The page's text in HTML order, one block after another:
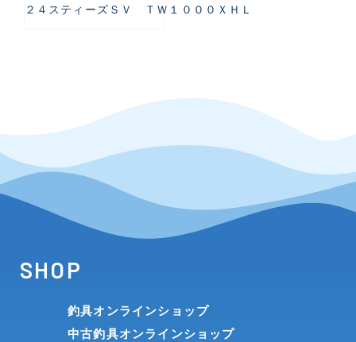
２４スティーズＳＶ ＴＷ１０００ＸＨＬ
SHOP
釣具オンラインショップ
中古釣具オンラインショップ